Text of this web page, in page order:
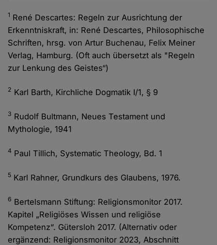
1 René Descartes: Regeln zur Ausrichtung der
Erkenntniskraft, in: René Descartes, Philosophische
Schriften, hrsg. von Artur Buchenau, Felix Meiner
Verlag, Hamburg. (Oft auch übersetzt als "Regeln
zur Lenkung des Geistes“)
2 Karl Barth, Kirchliche Dogmatik I/1, § 9
3 Rudolf Bultmann, Neues Testament und
Mythologie, 1941
4 Paul Tillich, Systematic Theology, Bd. 1
5 Karl Rahner, Grundkurs des Glaubens, 1976.
6 Bertelsmann Stiftung: Religionsmonitor 2017.
Kapitel „Religiöses Wissen und religiöse
Kompetenz“. Gütersloh 2017. (Alternativ oder
ergänzend: Religionsmonitor 2023, Abschnitt